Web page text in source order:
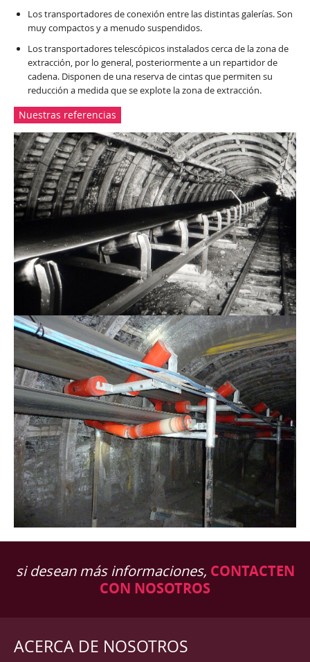
Los transportadores de conexión entre las distintas galerías. Son
muy compactos y a menudo suspendidos.
Los transportadores telescópicos instalados cerca de la zona de
extracción, por lo general, posteriormente a un repartidor de
cadena. Disponen de una reserva de cintas que permiten su
reducción a medida que se explote la zona de extracción.
Nuestras referencias
si desean más informaciones, CONTACTEN
CON NOSOTROS
ACERCA DE NOSOTROS